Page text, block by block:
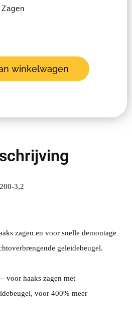
Zagen
winkelwagen
3,2
zagen en voor snelle demontage
geleidebeugel.
voor haaks zagen met
voor 400% meer